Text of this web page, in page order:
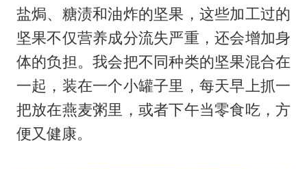
盐焗、糖渍和油炸的坚果，这些加工过的
坚果不仅营养成分流失严重，还会增加身
体的负担。我会把不同种类的坚果混合在
一起，装在一个小罐子里，每天早上抓一
把放在燕麦粥里，或者下午当零食吃，方
便又健康。